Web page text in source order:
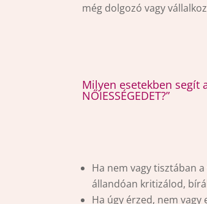
még dolgozó vagy
Milyen esetekben segít
NŐIESSÉGEDET?”
Ha nem vagy tisztában
állandóan kritizálod,
Ha úgy érzed, nem